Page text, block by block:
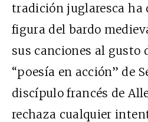
tradición juglaresca ha
figura del bardo
sus canciones al gusto
“poesía en acción” de
discípulo francés de
rechaza cualquier